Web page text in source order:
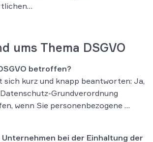
ums Thema DSGVO
betroffen?
sich kurz und knapp beantworten: Ja,
Grundverordnung
wenn Sie personenbezogene …
bei der Einhaltung der